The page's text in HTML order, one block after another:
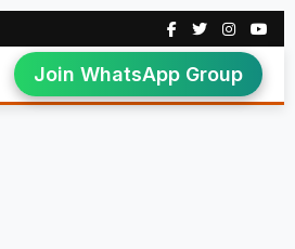
Join WhatsApp Group